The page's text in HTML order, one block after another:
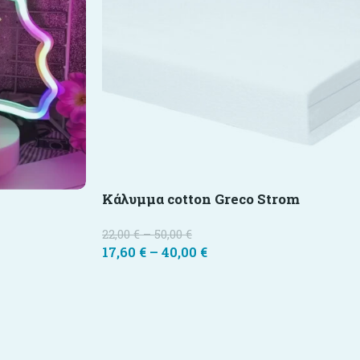
Κάλυμμα cotton Greco Strom
22,00€ – 50,00€
17,60 € – 40,00 €